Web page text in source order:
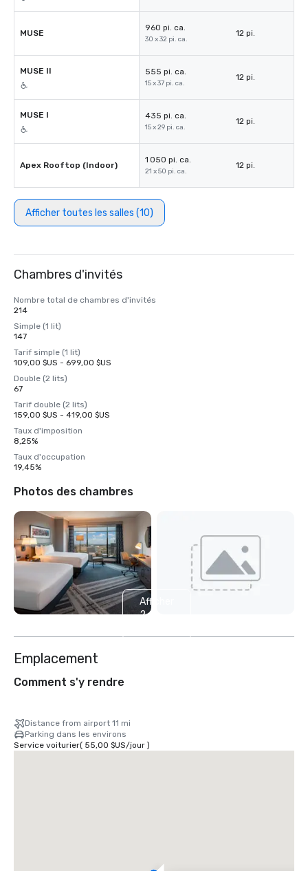
MUSE
960 pi. ca.
30 x 32 pi. ca.
12 pi.
MUSE II 555 pi. ca.
15 x 37 pi. ca.
12 pi.
MUSE I 435 pi. ca.
15 x 29 pi. ca.
12 pi.
Apex Rooftop (Indoor)
1 050 pi. ca.
21 x 50 pi. ca.
12 pi.
Afficher toutes les salles (10)
Chambres d'invités
Nombre total de chambres d'invités
214
Simple (1 lit)
147
Tarif simple (1 lit)
109,00 $US - 699,00 $US
Double (2 lits)
67
Tarif double (2 lits)
159,00 $US - 419,00 $US
Taux d'imposition
8,25%
Taux d'occupation
19,45%
Photos des chambres
Afficher
2
Emplacement
Comment s'y rendre
Distance from airport 11 mi
Parking dans les environs
Service voiturier( 55,00 $US/jour)